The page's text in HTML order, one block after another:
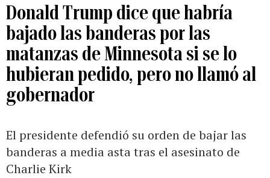
Donald Trump dice que habría
bajado las banderas por las
matanzas de Minnesota si se lo
hubieran pedido, pero no llamó al
gobernador
El presidente defendió su orden de bajar las
banderas a media asta tras el asesinato de
Charlie Kirk